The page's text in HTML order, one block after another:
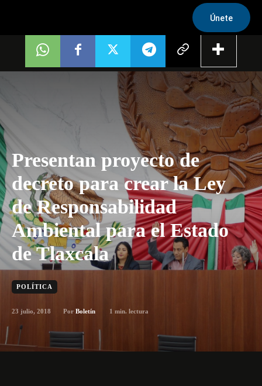
Únete
Presentan proyecto de
decreto para crear la Ley
de Responsabilidad
Ambiental para el Estado
de Tlaxcala
POLÍTICA
23 julio, 2018 Por Boletín 1 min. lectura